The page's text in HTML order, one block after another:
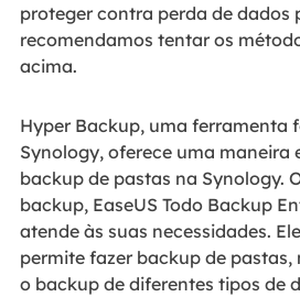
proteger contra perda de dados
recomendamos tentar os
acima.
Hyper Backup, uma ferramenta
Synology, oferece uma maneira
backup de pastas na Synology.
backup, EaseUS Todo Backup
atende às suas necessidades.
permite fazer backup de
o backup de diferentes tipos de